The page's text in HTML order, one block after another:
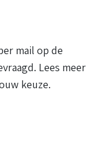
mail op de
Lees meer
keuze.